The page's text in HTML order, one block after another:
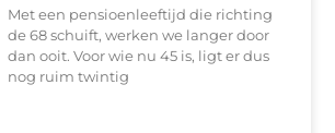
Met een pensioenleeftijd die richting
de 68 schuift, werken we langer door
dan ooit. Voor wie nu 45 is, ligt er dus
nog ruim twintig